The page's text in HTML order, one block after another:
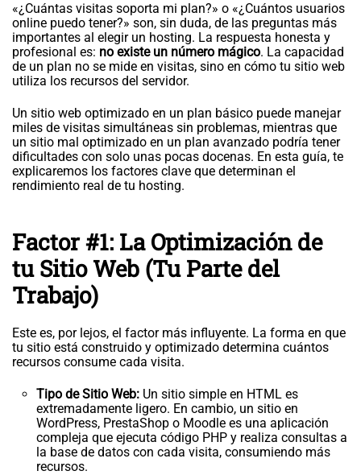
«¿Cuántas visitas soporta mi plan?» o «¿Cuántos usuarios
online puedo tener?» son, sin duda, de las preguntas más
importantes al elegir un hosting. La respuesta honesta y
profesional es: no existe un número mágico. La capacidad
de un plan no se mide en visitas, sino en cómo tu sitio web
utiliza los recursos del servidor.
Un sitio web optimizado en un plan básico puede manejar
miles de visitas simultáneas sin problemas, mientras que
un sitio mal optimizado en un plan avanzado podría tener
dificultades con solo unas pocas docenas. En esta guía, te
explicaremos los factores clave que determinan el
rendimiento real de tu hosting.
Factor #1: La Optimización de
tu Sitio Web (Tu Parte del
Trabajo)
Este es, por lejos, el factor más influyente. La forma en que
tu sitio está construido y optimizado determina cuántos
recursos consume cada visita.
Tipo de Sitio Web: Un sitio simple en HTML es
extremadamente ligero. En cambio, un sitio en
WordPress, PrestaShop o Moodle es una aplicación
compleja que ejecuta código PHP y realiza consultas a
la base de datos con cada visita, consumiendo más
recursos.